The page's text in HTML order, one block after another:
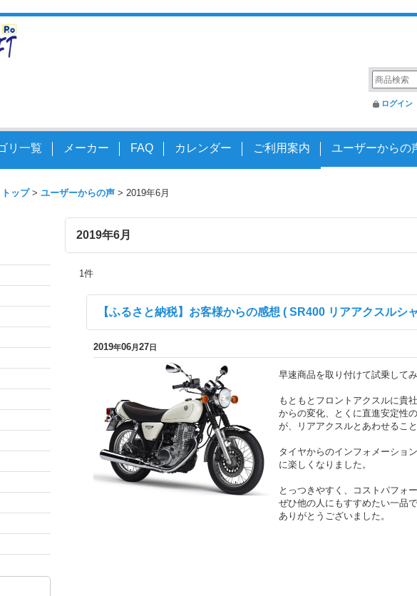
ログイン
リ一覧 メーカー FAQ カレンダー ご利用案内 ユーザーからの
ップ > ユーザーからの声 > 2019年6月
2019年6月
1件
【ふるさと納税】お客様からの感想 ( SR400 リアアクスルシ
2019年06月27日
早速商品を取り付けて試乗してみ
もともとフロントアクスルに貴
からの変化、とくに直進安定性
が、リアアクスルとあわせるこ
タイヤからのインフォメーショ
に楽しくなりました。
とっつきやすく、コストパフォ
ぜひ他の人にもすすめたい一品で
ありがとうございました。